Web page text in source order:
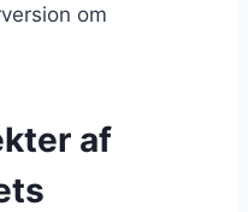
om
af